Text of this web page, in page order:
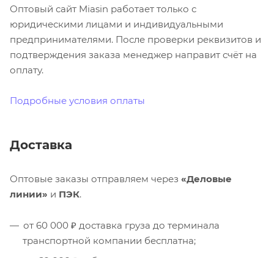
Оптовый сайт Miasin работает только с
юридическими лицами и индивидуальными
предпринимателями. После проверки реквизитов и
подтверждения заказа менеджер направит счёт на
оплату.
Подробные условия оплаты
Доставка
Оптовые заказы отправляем через «Деловые
линии» и ПЭК.
от 60 000 ₽ доставка груза до терминала
транспортной компании бесплатна;